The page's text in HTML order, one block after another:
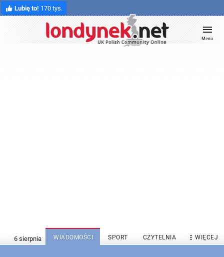
Lubię to! 170 tys.
Menu
WIADOMOŚCI SPORT CZYTELNIA  WIĘCEJ